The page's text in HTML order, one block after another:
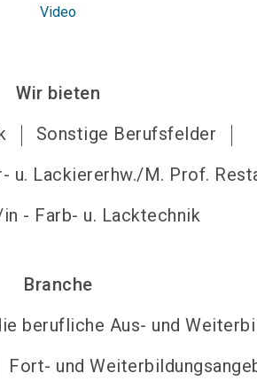
Video
Wir bieten
Sonstige Berufsfelder
u. Lackiererhw./M. Prof.
- Farb- u. Lacktechnik
Branche
berufliche Aus- und
Fort- und